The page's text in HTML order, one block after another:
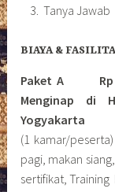
Tanya Jawab
BIAYA &
Paket A Rp
Menginap di
Yogyakarta
(1 kamar/
pagi, makan
sertifikat,